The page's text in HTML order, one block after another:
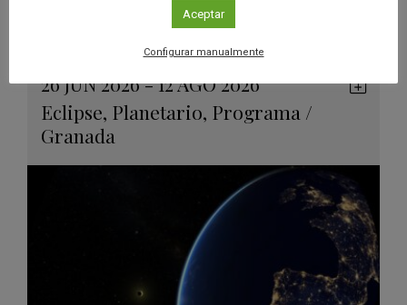
26 JUN 2026 - 12 AGO 2026
Eclipse, Planetario, Programa /
Granada
Aceptar
Configurar manualmente